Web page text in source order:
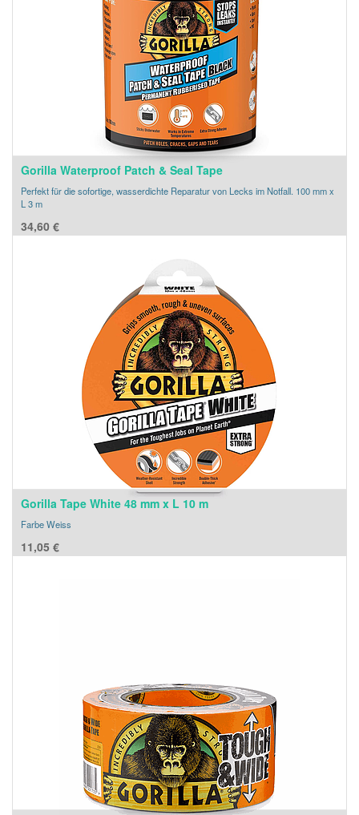
Gorilla Waterproof Patch & Seal Tape
Perfekt für die sofortige, wasserdichte Reparatur von Lecks im Notfall. 100 mm x
L 3 m
34,60 €
Gorilla Tape White 48 mm x L 10 m
Farbe Weiss
11,05 €